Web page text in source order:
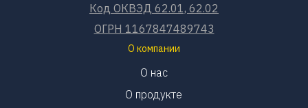
О компании
О нас
О продукте
Код ОКВЭД 62.01, 62.02
ОГРН 1167847489743